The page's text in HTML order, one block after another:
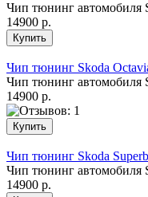
Чип тюнинг автомобиля
14900 р.
Чип тюнинг Skoda
Чип тюнинг автомобиля
14900 р.
Чип тюнинг Skoda
Чип тюнинг автомобиля
14900 р.